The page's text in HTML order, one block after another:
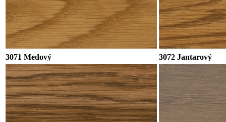
3071 Medový 3072 Jantarový